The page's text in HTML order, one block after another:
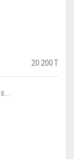
20 200 T